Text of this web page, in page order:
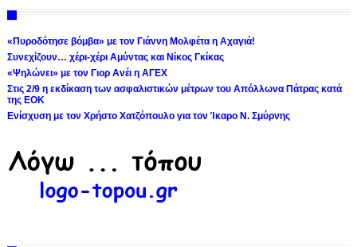
«Πυροδότησε βόμβα» με τον Γιάννη Μολφέτα η Αχαγιά!
Συνεχίζουν… χέρι-χέρι Αμύντας και Νίκος Γκίκας
«Ψηλώνει» με τον Γιορ Ανέι η ΑΓΕΧ
Στις 2/9 η εκδίκαση των ασφαλιστικών μέτρων του Απόλλωνα Πάτρας κατά
της ΕΟΚ
Ενίσχυση με τον Χρήστο Χατζόπουλο για τον Ίκαρο Ν. Σμύρνης